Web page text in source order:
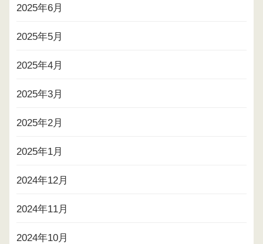
2025年6月
2025年5月
2025年4月
2025年3月
2025年2月
2025年1月
2024年12月
2024年11月
2024年10月